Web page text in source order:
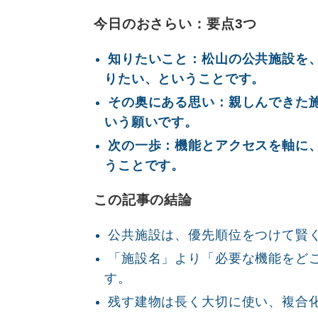
今日のおさらい：要点3つ
知りたいこと：松山の公共施設を
りたい、ということです。
その奥にある思い：親しんできた
いう願いです。
次の一歩：機能とアクセスを軸に
うことです。
この記事の結論
公共施設は、優先順位をつけて賢
「施設名」より「必要な機能を
す。
残す建物は長く大切に使い、複合